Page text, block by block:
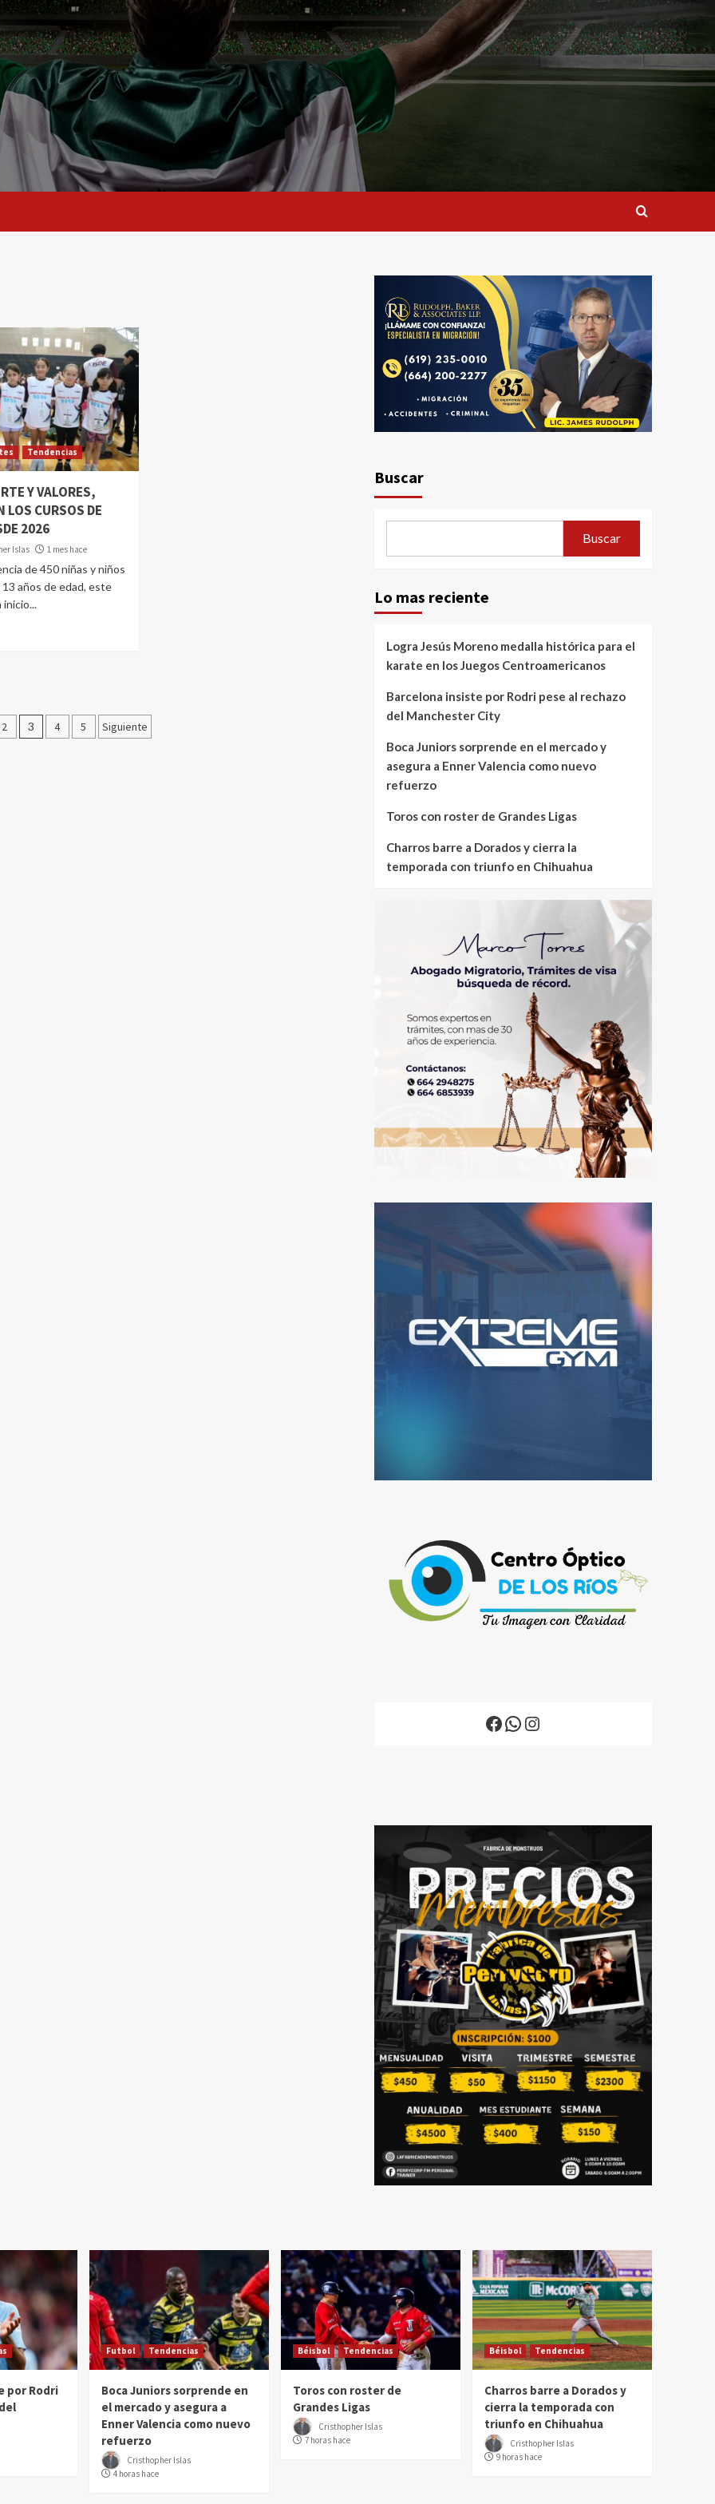
Tendencias
Y VALORES,
LOS CURSOS DE
2026
Islas 1 mes hace
de 450 niñas y niños
años de edad, este
inicio...
2 3 4 5 Siguiente
Buscar
Buscar
Lo mas reciente
Logra Jesús Moreno medalla histórica para el
karate en los Juegos Centroamericanos
Barcelona insiste por Rodri pese al rechazo
del Manchester City
Boca Juniors sorprende en el mercado y
asegura a Enner Valencia como nuevo
refuerzo
Toros con roster de Grandes Ligas
Charros barre a Dorados y cierra la
temporada con triunfo en Chihuahua
Facebook
WhatsApp
Instagram
por Rodri
Futbol Tendencias
Boca Juniors sorprende en
el mercado y asegura a
Enner Valencia como nuevo
refuerzo
Cristhopher Islas
4 horas hace
Béisbol Tendencias
Toros con roster de
Grandes Ligas
Cristhopher Islas
7 horas hace
Béisbol Tendencias
Charros barre a Dorados y
cierra la temporada con
triunfo en Chihuahua
Cristhopher Islas
9 horas hace